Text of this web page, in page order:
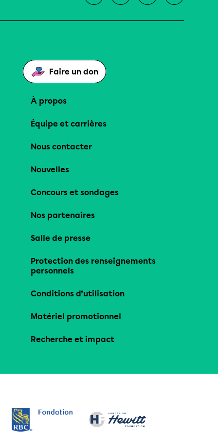
Faire un don
À propos
Équipe et carrières
Nous contacter
Nouvelles
Concours et sondages
Nos partenaires
Salle de presse
Protection des renseignements
personnels
Conditions d’utilisation
Matériel promotionnel
Recherche et impact